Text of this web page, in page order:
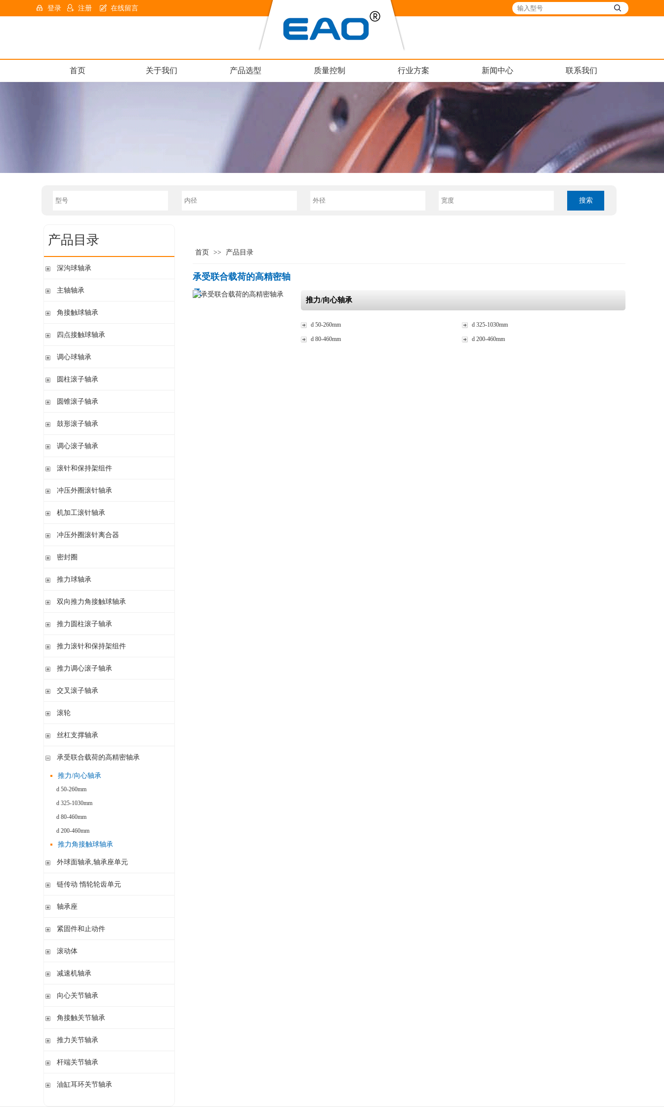
在线留言
登录 注册
首页 关于我们 产品选型 质量控制 行业方案 新闻中心 联系我们
产品目录
深沟球轴承
单列开式
双列
主轴轴承
带钢球
带钢球 密封
角接触球轴承
单列开式或密封
双列开式或密封
四点接触球轴承
四点接触球轴承
调心球轴承
圆柱孔开式或密封
圆柱孔或圆锥孔 开式
带紧定套开式或密封
带紧定套开式
圆柱滚子轴承
带保持架的圆柱滚子轴承
单列满装圆柱滚子轴承
高精密圆柱滚子轴承
圆锥滚子轴承
单列圆锥滚子轴承
单列英制圆锥滚子轴承
鼓形滚子轴承
圆柱孔或圆锥孔
调心滚子轴承
圆柱孔或圆锥孔
带退卸套
滚针和保持架组件
单列
冲压外圈滚针轴承
开式 闭式 无密封
开式、满装滚针单元、无密封
机加工滚针轴承
无内圈
带内圈 开式
带内圈 密封
无挡边无内圈 开式
调心 有/无内圈
滚针/ 推力球轴承 无内圈 带或不带外罩
滚针/ 推力圆柱滚子轴承 无内圈 带或不带外罩
内圈 无润滑孔
冲压外圈滚针离合器
不带轴承 带滚花或不带滚花
密封圈
密封圈
推力球轴承
单向推力球轴承
双向推力角接触球轴承
双向推力角接触球轴承
推力圆柱滚子轴承
推力圆柱滚子轴承 保持架组件 推力轴承垫圈
推力滚针和保持架组件
推力滚针和保持架组件 推力轴承垫圈
与向心滚针轴承 组合使用
推力调心滚子轴承
推力调心滚子轴承
交叉滚子轴承
交叉滚子轴承
滚轮
支承型滚轮
球轴承滚轮
丝杠支撑轴承
推力角接触球轴承
密封组件 精密锁紧螺母
承受联合载荷的高精密轴承
推力/向心轴承
d 50-260mm
d 325-1030mm
d 80-460mm
d 200-460mm
推力角接触球轴承
外球面轴承,轴承座单元
外球面轴承
链传动 惰轮轮齿单元
链传动 惰轮轮齿单元
轴承座
立式轴承座SNV,剖分用于带紧定套的圆锥孔轴承
立式轴承座S30,剖分适用于带紧定套的圆锥孔调心滚子轴承
立式轴承座LOE,剖分用于圆柱孔调心滚子轴承
立式轴承座LOE,剖分适用于带紧定套的圆锥孔调心滚子轴承
立式轴承座BND,非剖分适用于调心滚子轴承
带法兰的轴承座F5,非剖分用于带紧定套的圆锥孔轴承
紧固件和止动件
紧定套
锁紧螺母
止动垫圈
止动卡板
滚动体
钢球
减速机轴承
无外圈满装圆柱滚子轴承 RSL系列
外球面满滚子轴承 SL05,SL06 系列
双列满装圆柱滚子轴承 SL1849系列
单列满装圆柱滚子轴承 SL1830 系列
向心关节轴承
向心关节轴承
角接触关节轴承
角接触关节轴承
推力关节轴承
推力关节轴承
杆端关节轴承
杆端关节轴承
油缸耳环关节轴承
首页 >> 产品目录
承受联合载荷的高精密轴
承
推力/向心轴承
d 50-260mm d 325-1030mm
d 80-460mm d 200-460mm